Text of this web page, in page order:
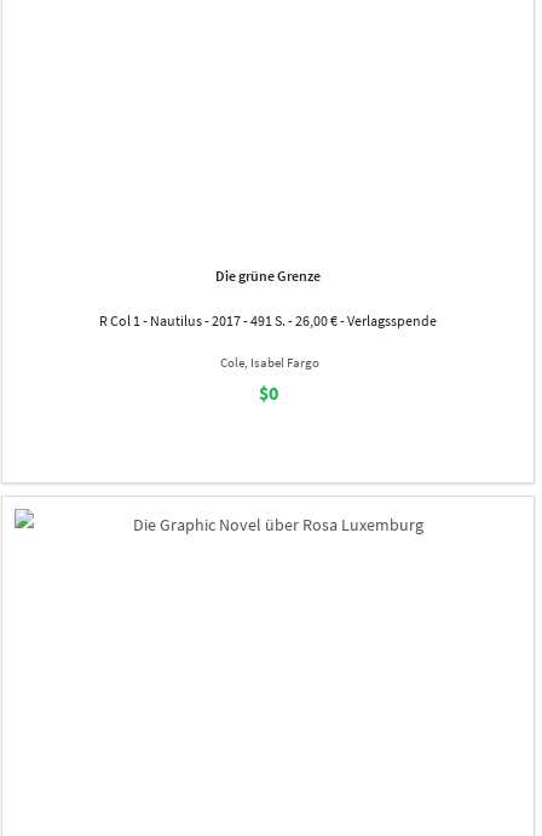
Die grüne Grenze
R Col 1 - Nautilus - 2017 - 491 S. - 26,00 € - Verlagsspende
Cole, Isabel Fargo
$0